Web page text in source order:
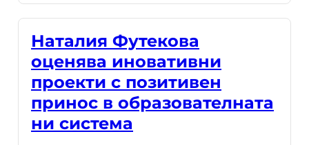
Наталия Футекова
оценява иновативни
проекти с позитивен
принос в образователната
ни система